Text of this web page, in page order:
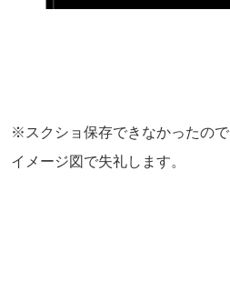
※スクショ保存できなかったので
イメージ図で失礼します。